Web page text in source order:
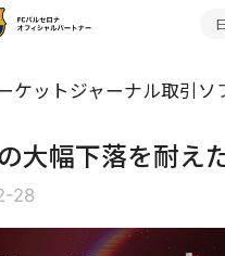
ケットジャーナル取引ソ
大幅下落を耐え
28